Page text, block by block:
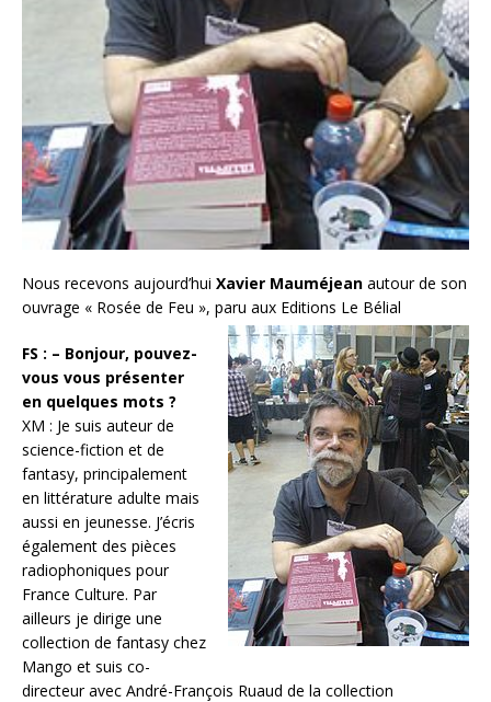
Nous recevons aujourd’hui Xavier Mauméjean autour de son
ouvrage « Rosée de Feu », paru aux Editions Le Bélial
FS : – Bonjour, pouvez-
vous vous présenter
en quelques mots ?
XM : Je suis auteur de
science-fiction et de
fantasy, principalement
en littérature adulte mais
aussi en jeunesse. J’écris
également des pièces
radiophoniques pour
France Culture. Par
ailleurs je dirige une
collection de fantasy chez
Mango et suis co-
directeur avec André-François Ruaud de la collection